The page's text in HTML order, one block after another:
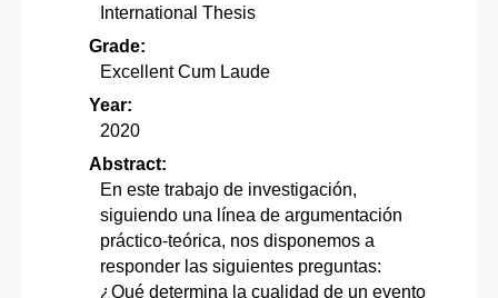
International Thesis
Grade:
Excellent Cum Laude
Year:
2020
Abstract:
En este trabajo de investigación,
siguiendo una línea de argumentación
práctico-teórica, nos disponemos a
responder las siguientes preguntas:
¿Qué determina la cualidad de un evento